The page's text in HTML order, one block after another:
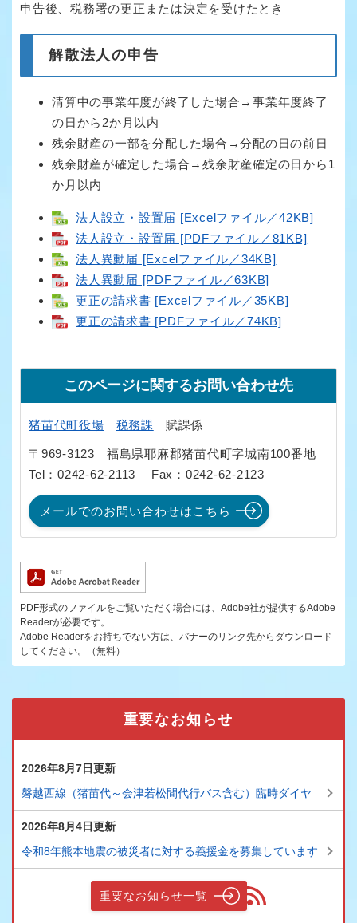
申告後、税務署の更正または決定を受けたとき
解散法人の申告
清算中の事業年度が終了した場合→事業年度終了
の日から2か月以内
残余財産の一部を分配した場合→分配の日の前日
残余財産が確定した場合→残余財産確定の日から1
か月以内
法人設立・設置届 [Excelファイル／42KB]
法人設立・設置届 [PDFファイル／81KB]
法人異動届 [Excelファイル／34KB]
法人異動届 [PDFファイル／63KB]
更正の請求書 [Excelファイル／35KB]
更正の請求書 [PDFファイル／74KB]
このページに関するお問い合わせ先
猪苗代町役場 税務課 賦課係
〒969-3123
福島県耶麻郡猪苗代町字城南100番地
Tel：0242-62-2113
Fax：0242-62-2123
メールでのお問い合わせはこちら
PDF形式のファイルをご覧いただく場合には、Adobe社が提供するAdobe
Readerが必要です。
Adobe Readerをお持ちでない方は、バナーのリンク先からダウンロード
してください。（無料）
重要なお知らせ
2026年8月7日更新
磐越西線（猪苗代～会津若松間代行バス含む）臨時ダイヤ
2026年8月4日更新
令和8年熊本地震の被災者に対する義援金を募集しています
重要なお知らせ一覧